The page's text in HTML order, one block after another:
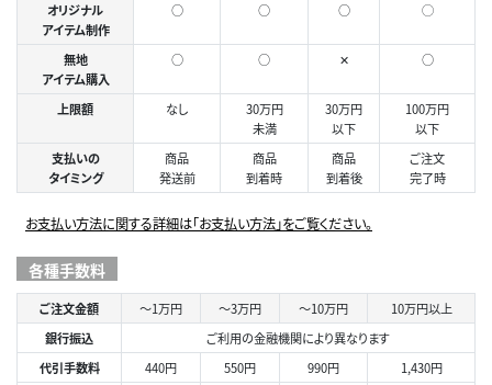
オリジナル
アイテム制作
○ ○ ○ ◯
無地
アイテム購入
○ ○ ✕ ○
上限額 なし
30万円
未満
30万円
以下
100万円
以下
支払いの
タイミング
商品
発送前
商品
到着時
商品
到着後
ご注文
完了時
お支払い方法に関する詳細は「お支払い方法」をご覧ください。
各種手数料
ご注文金額 ～1万円 ～3万円 ～10万円
10万円以上
銀行振込
ご利用の金融機関により異なります
代引手数料
440円 550円 990円
1,430円